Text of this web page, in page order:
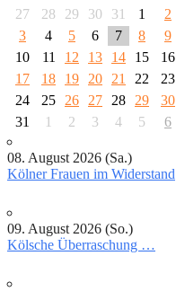
27
28 29 30 31 1
2
3
4 5 6 7 8
9
10
11 12 13 14 15
16
17
18 19 20 21 22
23
24
25 26 27 28 29
30
31
1 2 3 4 5 6
08. August 2026 (Sa.)
Kölner Frauen im Widerstand
09. August 2026 (So.)
Kölsche Überraschung …